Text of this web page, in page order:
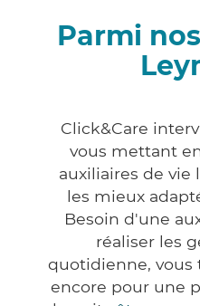
Parmi
Click&Care
vous mettant
auxiliaires de vie
les mieux
Besoin d'une
réaliser les
quotidienne, vous
encore pour une